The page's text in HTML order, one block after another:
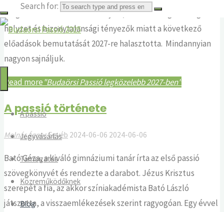
Search for:
Budaörsi
Passió
2025
A passió
Jegyvásárlás
Támogatás
Közreműködőknek
Blog
megrendezésének körülményeit, és fennálló gazdasági
helyzet és bizonytalansági tényezők miatt a következő
előadások bemutatását 2027-re halasztotta. Mindannyian
nagyon sajnáljuk.
Read more"Budaörsi Passió legközelebb 2027-ben"
A passió története
Molnár ÁgnesEgyéb 2024-06-06 2024-06-06
Bató Géza, a kiváló gimnáziumi tanár írta az első passió
szövegkönyvét és rendezte a darabot. Jézus Krisztus
szerepét a fia, az akkor színiakadémista Bató László
játszotta, a visszaemlékezések szerint ragyogóan. Egy évvel